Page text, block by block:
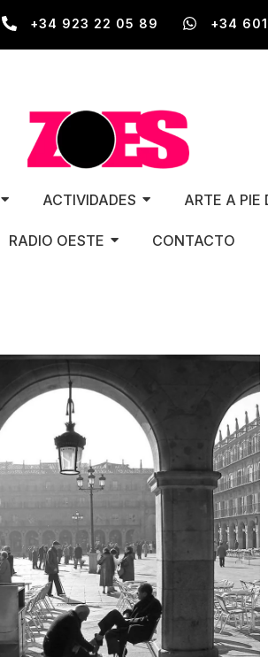
+34 923 22 05 89 +34
ACTIVIDADES ARTE A PIE
RADIO OESTE CONTACTO